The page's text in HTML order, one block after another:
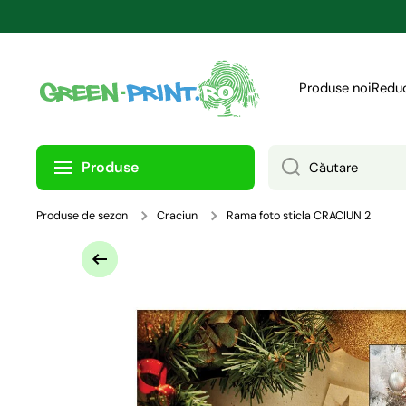
Produse noi
Produse Căutare
Produse de sezon Craciun Rama foto sticla CRACIUN 2